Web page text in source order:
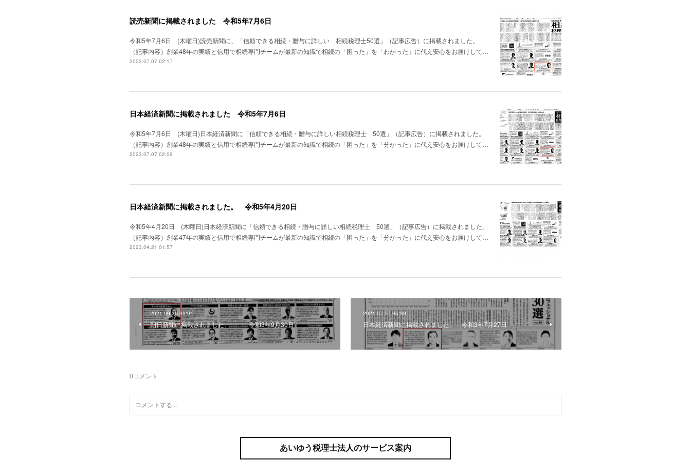
読売新聞に掲載されました 令和5年7月6日
令和5年7月6日 (木曜日)読売新聞に、「信頼できる相続・贈与に詳しい 相続税理士50選」（記事広告）に掲載されました。
（記事内容）創業48年の実績と信用で相続専門チームが最新の知識で相続の「困った」を「わかった」に代え安心をお届けして…
2023.07.07 02:17
日本経済新聞に掲載されました 令和5年7月6日
令和5年7月6日 (木曜日)日本経済新聞に「信頼できる相続・贈与に詳しい相続税理士 50選」（記事広告）に掲載されました。
（記事内容）創業48年の実績と信用で相続専門チームが最新の知識で相続の「困った」を「分かった」に代え安心をお届けして…
2023.07.07 02:09
日本経済新聞に掲載されました。 令和5年4月20日
令和5年4月20日 (木曜日)日本経済新聞に「信頼できる相続・贈与に詳しい相続税理士 50選」（記事広告）に掲載されました。
（記事内容）創業47年の実績と信用で相続専門チームが最新の知識で相続の「困った」を「分かった」に代え安心をお届けして…
2023.04.21 01:57
2021.09.30 06:04
朝日新聞に掲載されました。 令和3年9月30日
2021.07.27 05:39
日本経済新聞に掲載されました。 令和3年7月27日
0コメント
あいゆう税理士法人のサービス案内